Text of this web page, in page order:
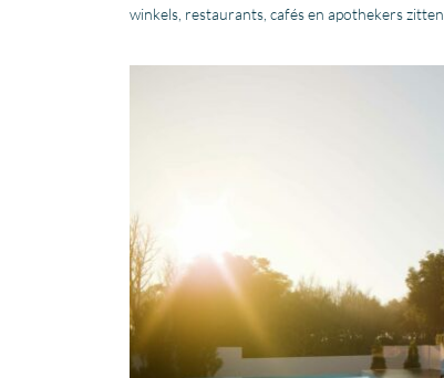
winkels, restaurants, cafés en apothekers zitten.